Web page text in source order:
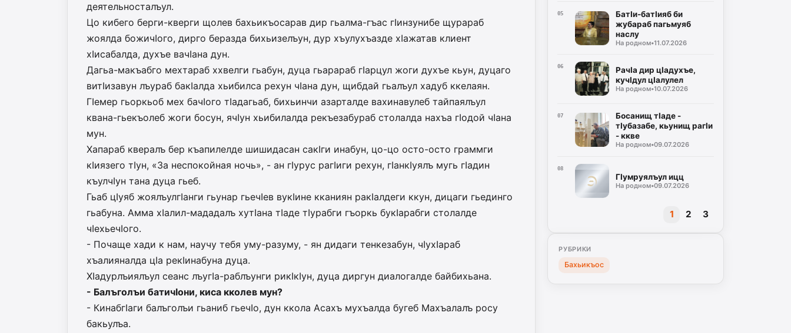
деятельносталъул.
Цо кибего берги-кверги щолев бахьикъосарав дир гьалма-гъас гIинзунибе щурараб
жоялда божичIого, дирго беразда бихьизелъун, дур хъулухъазде хIажатав клиент
хIисабалда, духъе вачIана дун.
Дагьа-макъабго мехтараб ххвелги гьабун, дуца гьарараб гIарцул жоги духъе кьун, дуцаго
витIизавун лъураб бакIалда хьибилса рехун чIана дун, щибдай гьалъул хадуб ккелаян.
ГIемер гьоркьоб мех бачIого тIадагьаб, бихьинчи азарталде вахинавулеб тайпаялъул
квана-гьекъолеб жоги босун, ячIун хьибилалда рекъезабураб столалда нахъа гIодой чIана
мун.
Хапараб квералъ бер къапилелде шишидасан сакIги инабун, цо-цо осто-осто граммги
кIиязего тIун, «За неспокойная ночь», - ан гIурус рагIиги рехун, гIанкIуялъ мугь гIадин
къулчIун тана дуца гьеб.
Гьаб цIуяб жоялъулгIанги гьунар гьечIев вукIине кканиян ракIалдеги ккун, дицаги гьединго
гьабуна. Амма хIалил-мададалъ хутIана тIаде тIурабги гъоркь букIарабги столалде
чIехьечIого.
- Почаще хади к нам, научу тебя уму-разуму, - ян дидаги тенкезабун, чIухIараб
хъалияналда цIа рекIинабуна дуца.
ХIадурлъиялъул сеанс лъугIа-раблъунги рикIкIун, дуца диргун диалогалде байбихьана.
- Балъголъи батичIони, киса кколев мун?
- КинабгIаги балъголъи гьаниб гьечIо, дун ккола Асахъ мухъалда бугеб Махъалалъ росу
бакьулъа.
05
БатӀи-батӀияб би
жубараб пагьмуяб
наслу
На родном•11.07.2026
06
РачIа дир цIадухъе,
кучIдул цIалулел
На родном•10.07.2026
07
Босанищ тIаде -
тIубазабе, кьунищ рагIи
- ккве
На родном•09.07.2026
08
ГIумруялъул ицц
На родном•09.07.2026
1 2 3
РУБРИКИ
Бахьикъос